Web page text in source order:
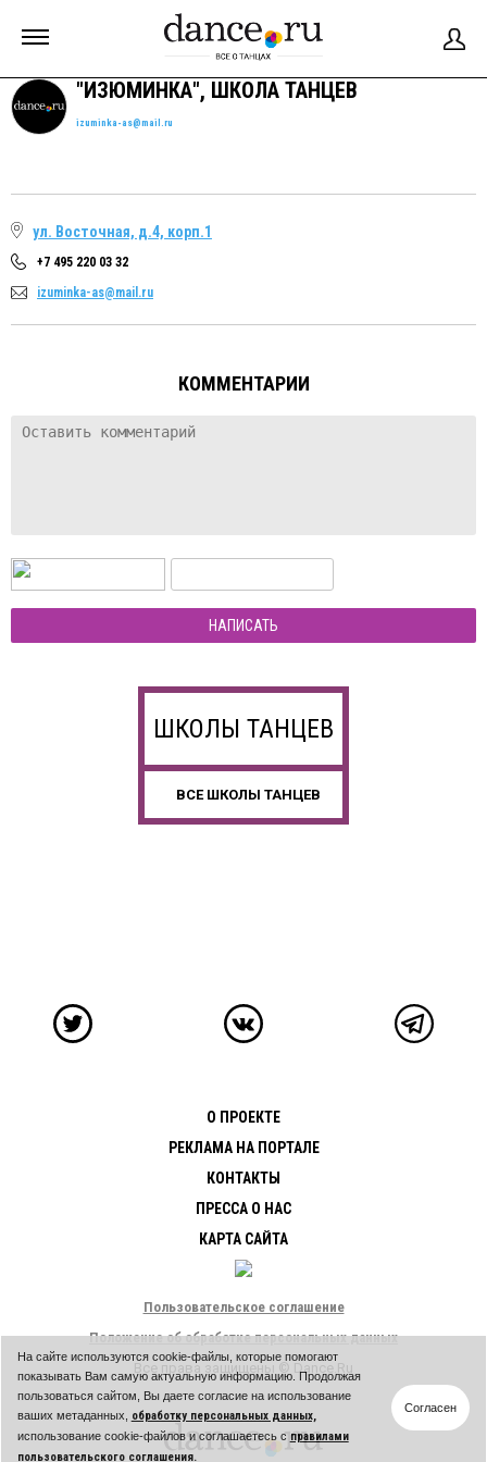
На сайте используются cookie-файлы, которые помогают
показывать Вам самую актуальную информацию. Продолжая
пользоваться сайтом, Вы даете согласие на использование
ваших метаданных,
обработку персональных данных,
использование cookie-файлов и соглашаетесь с правилами
пользовательского соглашения.
Согласен
"ИЗЮМИНКА", ШКОЛА ТАНЦЕВ
izuminka-as@mail.ru
ул. Восточная, д.4, корп.1
+7 495 220 03 32
izuminka-as@mail.ru
КОММЕНТАРИИ
НАПИСАТЬ
ШКОЛЫ ТАНЦЕВ
ВСЕ ШКОЛЫ ТАНЦЕВ
О ПРОЕКТЕ
РЕКЛАМА НА ПОРТАЛЕ
КОНТАКТЫ
ПРЕССА О НАС
КАРТА САЙТА
Пользовательское соглашение
Положение об обработке персональных данных
Все права защищены © Dance.Ru